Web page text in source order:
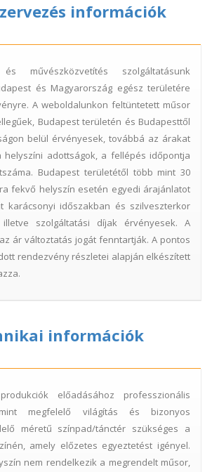
információk
és művészközvetítés szolgáltatásunk
és Magyarország egész területére
A weboldalunkon feltüntetett műsor
Budapest területén és Budapesttől
belül érvényesek, továbbá az árakat
helyszíni adottságok, a fellépés időpontja
Budapest területétől több mint 30
fekvő helyszín esetén egyedi árajánlatot
karácsonyi időszakban és szilveszterkor
szolgáltatási díjak érvényesek. A
ár változtatás jogát fenntartják. A pontos
rendezvény részletei alapján elkészített
információk
előadásához professzionális
megfelelő világítás és bizonyos
méretű színpad/tánctér szükséges a
amely előzetes egyeztetést igényel.
nem rendelkezik a megrendelt műsor,